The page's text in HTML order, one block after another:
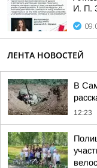
И. П.
ЛЕНТА НОВОСТЕЙ
В
12:23